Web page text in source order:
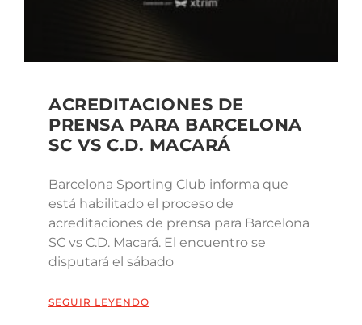
ACREDITACIONES DE
PRENSA PARA BARCELONA
SC VS C.D. MACARÁ
Barcelona Sporting Club informa que
está habilitado el proceso de
acreditaciones de prensa para Barcelona
SC vs C.D. Macará. El encuentro se
disputará el sábado
SEGUIR LEYENDO